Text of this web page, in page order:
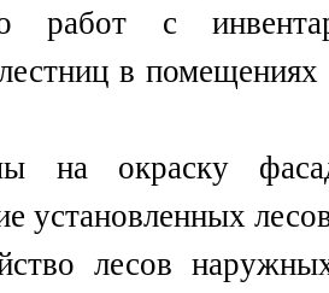
работ с
в
на окраску
установленных
лесов